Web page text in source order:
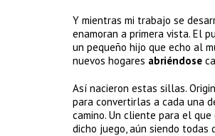
Y mientras mi trabajo se
enamoran a primera vista. El
un pequeño hijo que echo al
nuevos hogares abriéndose
Así nacieron estas sillas.
para convertirlas a cada una
camino. Un cliente para el
dicho juego, aún siendo